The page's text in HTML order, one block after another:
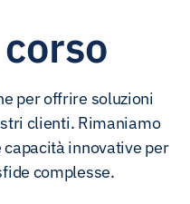
per offrire soluzioni
clienti. Rimaniamo
capacità innovative per
complesse.